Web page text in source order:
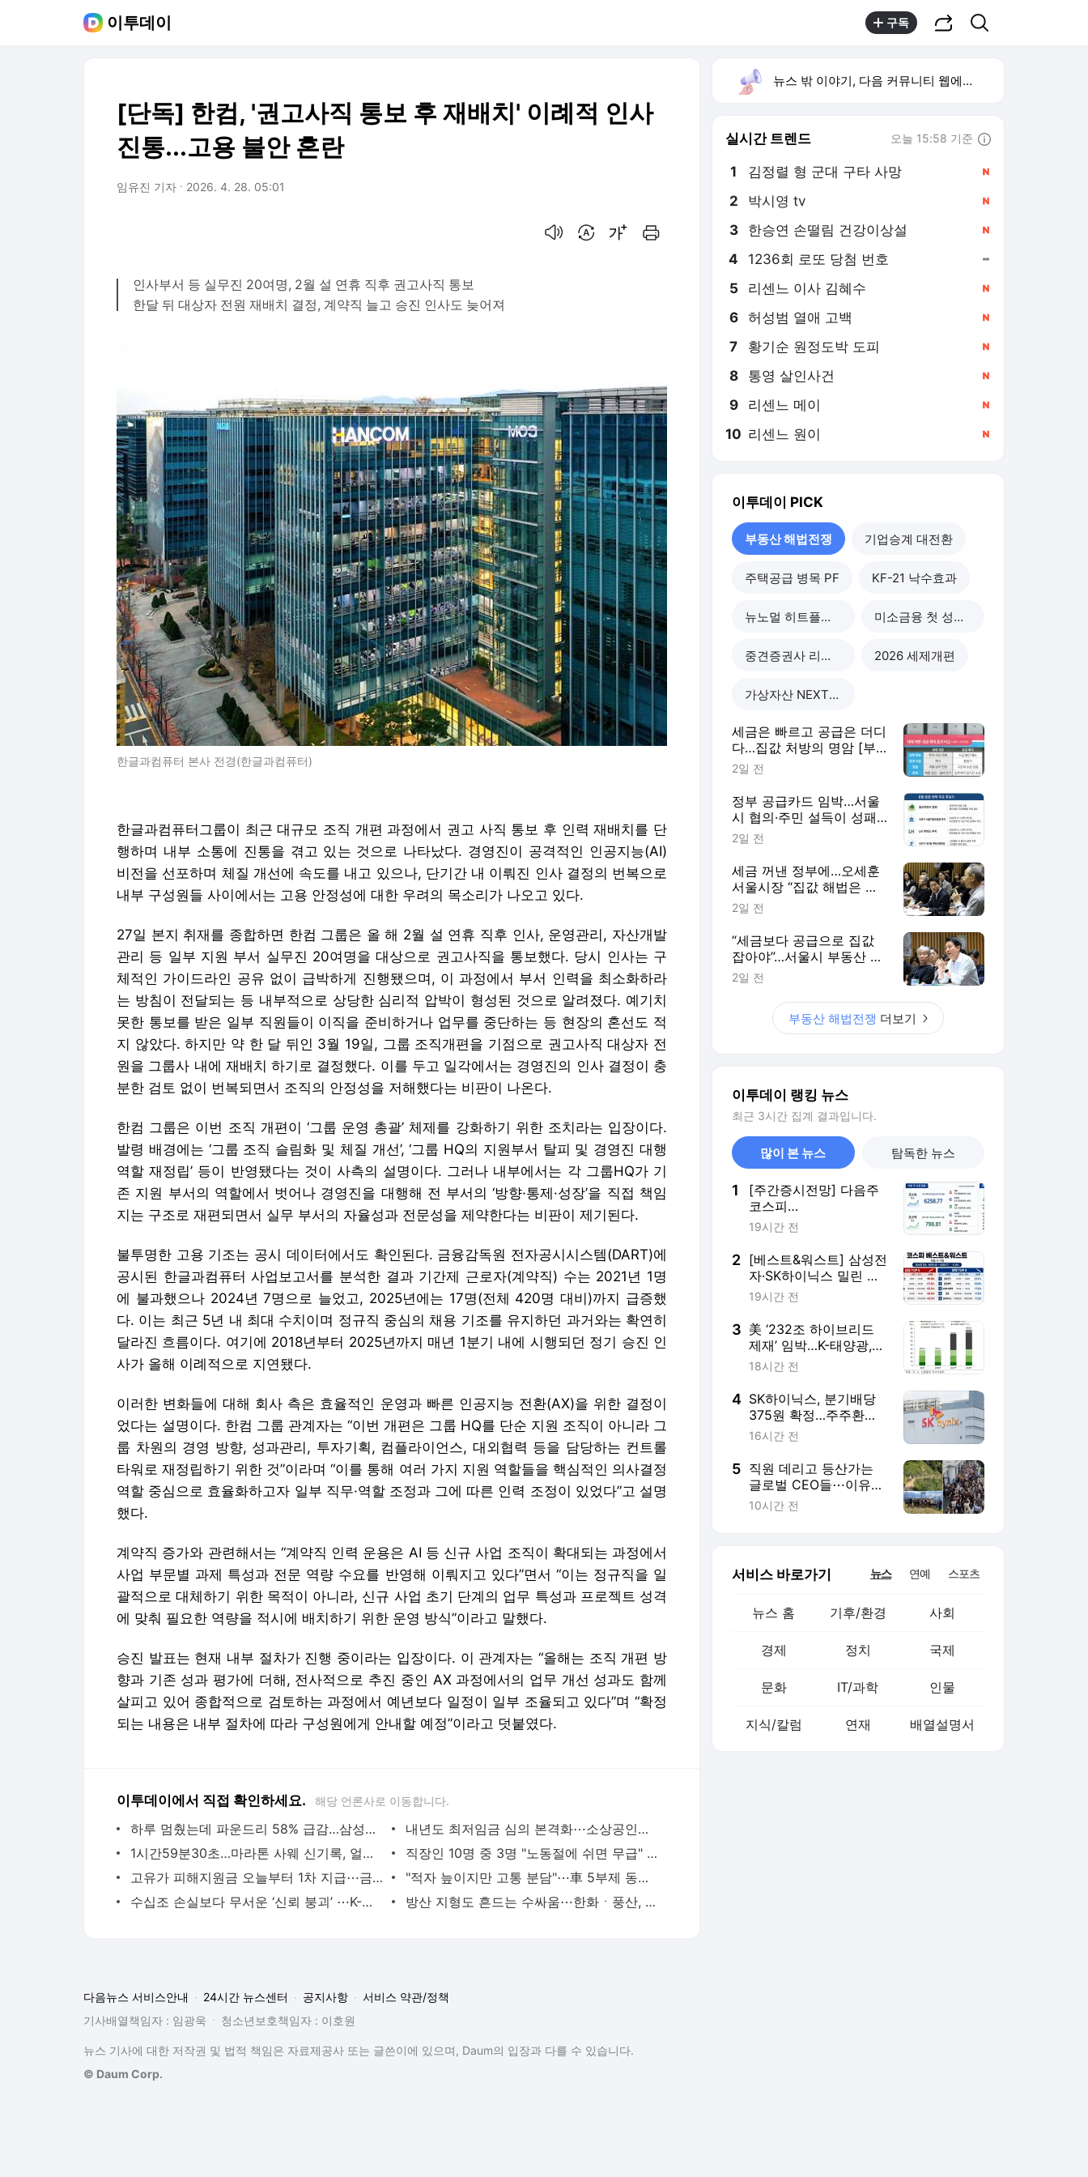
이투데이 구독
[단독] 한컴, '권고사직 통보 후 재배치' 이례적 인사
진통...고용 불안 혼란
임유진 기자 2026. 4. 28. 05:01
인사부서 등 실무진 20여명, 2월 설 연휴 직후 권고사직 통보
한달 뒤 대상자 전원 재배치 결정, 계약직 늘고 승진 인사도 늦어져
한글과컴퓨터 본사 전경(한글과컴퓨터)
한글과컴퓨터그룹이 최근 대규모 조직 개편 과정에서 권고 사직 통보 후 인력 재배치를 단
행하며 내부 소통에 진통을 겪고 있는 것으로 나타났다. 경영진이 공격적인 인공지능(AI)
비전을 선포하며 체질 개선에 속도를 내고 있으나, 단기간 내 이뤄진 인사 결정의 번복으로
내부 구성원들 사이에서는 고용 안정성에 대한 우려의 목소리가 나오고 있다.
27일 본지 취재를 종합하면 한컴 그룹은 올 해 2월 설 연휴 직후 인사, 운영관리, 자산개발
관리 등 일부 지원 부서 실무진 20여명을 대상으로 권고사직을 통보했다. 당시 인사는 구
체적인 가이드라인 공유 없이 급박하게 진행됐으며, 이 과정에서 부서 인력을 최소화하라
는 방침이 전달되는 등 내부적으로 상당한 심리적 압박이 형성된 것으로 알려졌다. 예기치
못한 통보를 받은 일부 직원들이 이직을 준비하거나 업무를 중단하는 등 현장의 혼선도 적
지 않았다. 하지만 약 한 달 뒤인 3월 19일, 그룹 조직개편을 기점으로 권고사직 대상자 전
원을 그룹사 내에 재배치 하기로 결정했다. 이를 두고 일각에서는 경영진의 인사 결정이 충
분한 검토 없이 번복되면서 조직의 안정성을 저해했다는 비판이 나온다.
한컴 그룹은 이번 조직 개편이 ‘그룹 운영 총괄’ 체제를 강화하기 위한 조치라는 입장이다.
발령 배경에는 ‘그룹 조직 슬림화 및 체질 개선’, ‘그룹 HQ의 지원부서 탈피 및 경영진 대행
역할 재정립’ 등이 반영됐다는 것이 사측의 설명이다. 그러나 내부에서는 각 그룹HQ가 기
존 지원 부서의 역할에서 벗어나 경영진을 대행해 전 부서의 ‘방향·통제·성장’을 직접 책임
지는 구조로 재편되면서 실무 부서의 자율성과 전문성을 제약한다는 비판이 제기된다.
불투명한 고용 기조는 공시 데이터에서도 확인된다. 금융감독원 전자공시시스템(DART)에
공시된 한글과컴퓨터 사업보고서를 분석한 결과 기간제 근로자(계약직) 수는 2021년 1명
에 불과했으나 2024년 7명으로 늘었고, 2025년에는 17명(전체 420명 대비)까지 급증했
다. 이는 최근 5년 내 최대 수치이며 정규직 중심의 채용 기조를 유지하던 과거와는 확연히
달라진 흐름이다. 여기에 2018년부터 2025년까지 매년 1분기 내에 시행되던 정기 승진 인
사가 올해 이례적으로 지연됐다.
이러한 변화들에 대해 회사 측은 효율적인 운영과 빠른 인공지능 전환(AX)을 위한 결정이
었다는 설명이다. 한컴 그룹 관계자는 “이번 개편은 그룹 HQ를 단순 지원 조직이 아니라 그
룹 차원의 경영 방향, 성과관리, 투자기획, 컴플라이언스, 대외협력 등을 담당하는 컨트롤
타워로 재정립하기 위한 것”이라며 “이를 통해 여러 가지 지원 역할들을 핵심적인 의사결정
역할 중심으로 효율화하고자 일부 직무·역할 조정과 그에 따른 인력 조정이 있었다”고 설명
했다.
계약직 증가와 관련해서는 “계약직 인력 운용은 AI 등 신규 사업 조직이 확대되는 과정에서
사업 부문별 과제 특성과 전문 역량 수요를 반영해 이뤄지고 있다”면서 “이는 정규직을 일
괄적으로 대체하기 위한 목적이 아니라, 신규 사업 초기 단계의 업무 특성과 프로젝트 성격
에 맞춰 필요한 역량을 적시에 배치하기 위한 운영 방식”이라고 말했다.
승진 발표는 현재 내부 절차가 진행 중이라는 입장이다. 이 관계자는 “올해는 조직 개편 방
향과 기존 성과 평가에 더해, 전사적으로 추진 중인 AX 과정에서의 업무 개선 성과도 함께
살피고 있어 종합적으로 검토하는 과정에서 예년보다 일정이 일부 조율되고 있다”며 “확정
되는 내용은 내부 절차에 따라 구성원에게 안내할 예정”이라고 덧붙였다.
이투데이에서 직접 확인하세요. 해당 언론사로 이동합니다.
하루 멈췄는데 파운드리 58% 급감…삼성전자, 총파업 장기화땐 공급대란
내년도 최저임금 심의 본격화⋯소상공인업계 ‘촉각’
1시간59분30초…마라톤 사웨 신기록, 얼마나 대단한 걸까?
직장인 10명 중 3명 "노동절에 쉬면 무급" [데이터클립]
고유가 피해지원금 오늘부터 1차 지급⋯금융 앱으로 조회·신청 한 번에
"적자 늪이지만 고통 분담"⋯車 5부제 동참하면 보험료 2% 깎아준다 [종합]
수십조 손실보다 무서운 ‘신뢰 붕괴’ ⋯K-반도체 공급망, 내부적 자해 [치킨게임 성과급 분배]
방산 지형도 흔드는 수싸움⋯한화ㆍ풍산, 탄약 빅딜 '시너지 계산법'
뉴스 밖 이야기, 다음 커뮤니티 웹에서 보기
실시간 트렌드 오늘 15:58 기준
1 김정렬 형 군대 구타 사망
2 박시영 tv
3 한승연 손떨림 건강이상설
4 1236회 로또 당첨 번호
5 리센느 이사 김혜수
6 허성범 열애 고백
7 황기순 원정도박 도피
8 통영 살인사건
9 리센느 메이
10 리센느 원이
이투데이 PICK
부동산 해법전쟁 기업승계 대전환
주택공급 병목 PF KF-21 낙수효과
뉴노멀 히트플레이션 미소금융 첫 성적표
중견증권사 리스크 점검 2026 세제개편
가상자산 NEXT라운드
세금은 빠르고 공급은 더디
다…집값 처방의 명암 [부
동산 해법 전쟁]
2일 전
정부 공급카드 임박…서울
시 협의·주민 설득이 성패
가른다 [부동산 해법 전쟁]
2일 전
세금 꺼낸 정부에…오세훈
서울시장 “집값 해법은 공
급” [부동산 해법 전쟁]
2일 전
“세금보다 공급으로 집값
잡아야”…서울시 부동산 대
책 ‘맞불’ 토론회
2일 전
부동산 해법전쟁 더보기
이투데이 랭킹 뉴스
최근 3시간 집계 결과입니다.
많이 본 뉴스 탐독한 뉴스
1
[주간증시전망] 다음주
코스피
6000~7000⋯“外人 수
19시간 전
2 [베스트&워스트] 삼성전
자·SK하이닉스 밀린 한
주…상상인증권은 85%
19시간 전
3 美 ‘232조 하이브리드
제재’ 임박…K-태양광,
불확실성 털고 날개 다
18시간 전
4 SK하이닉스, 분기배당
375원 확정…주주환원
책 9월로 앞당겨 발표
16시간 전
5 직원 데리고 등산가는
글로벌 CEO들⋯이유
있었네
10시간 전
서비스 바로가기 뉴스 연예 스포츠
뉴스 홈 기후/환경 사회
경제 정치 국제
문화 IT/과학 인물
지식/칼럼 연재 배열설명서
다음뉴스 서비스안내 24시간 뉴스센터 공지사항
서비스 약관/정책
기사배열책임자 : 임광욱
청소년보호책임자 : 이호원
뉴스 기사에 대한 저작권 및 법적 책임은 자료제공사 또는 글쓴이에 있으며, Daum의 입장과 다를 수 있습니다.
© Daum Corp.